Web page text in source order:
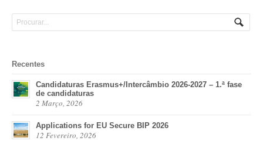
Recentes
Candidaturas Erasmus+/Intercâmbio 2026-2027 – 1.ª fase
de candidaturas
2 Março, 2026
Applications for EU Secure BIP 2026
12 Fevereiro, 2026